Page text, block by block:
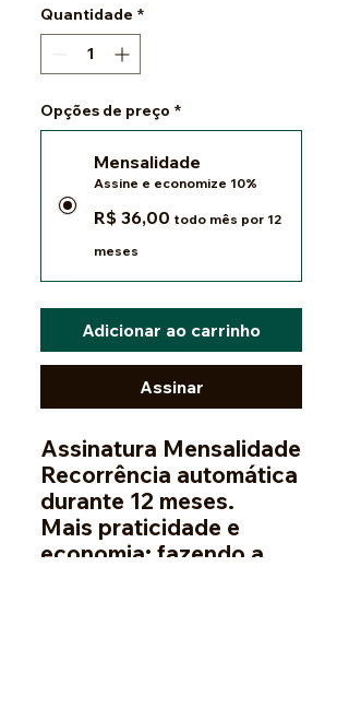
Quantidade *
Opções de preço *
Mensalidade
Assine e economize 10%
R$ 36,00 todo mês por 12
meses
Adicionar ao carrinho
Assinar
Assinatura Mensalidade
Recorrência automática
durante 12 meses.
Mais praticidade e
economia: fazendo a